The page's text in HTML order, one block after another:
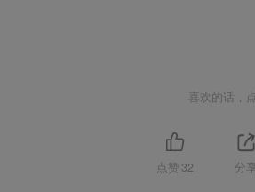
喜欢的话，
点赞 32 分